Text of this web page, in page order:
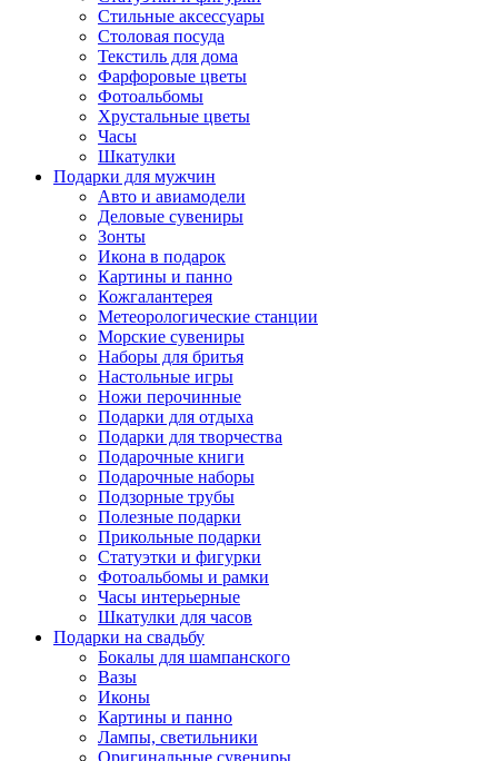
Стильные аксессуары
Столовая посуда
Текстиль для дома
Фарфоровые цветы
Фотоальбомы
Хрустальные цветы
Часы
Шкатулки
Подарки для мужчин
Авто и авиамодели
Деловые сувениры
Зонты
Икона в подарок
Картины и панно
Кожгалантерея
Метеорологические станции
Морские сувениры
Наборы для бритья
Настольные игры
Ножи перочинные
Подарки для отдыха
Подарки для творчества
Подарочные книги
Подарочные наборы
Подзорные трубы
Полезные подарки
Прикольные подарки
Статуэтки и фигурки
Фотоальбомы и рамки
Часы интерьерные
Шкатулки для часов
Подарки на свадьбу
Бокалы для шампанского
Вазы
Иконы
Картины и панно
Лампы, светильники
Оригинальные сувениры